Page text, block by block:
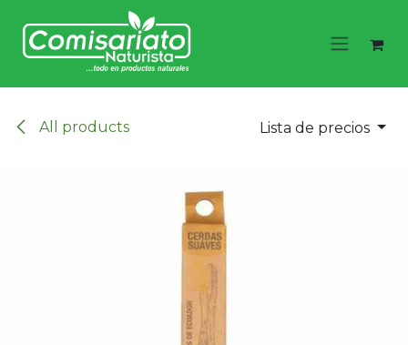
All products Lista de precios